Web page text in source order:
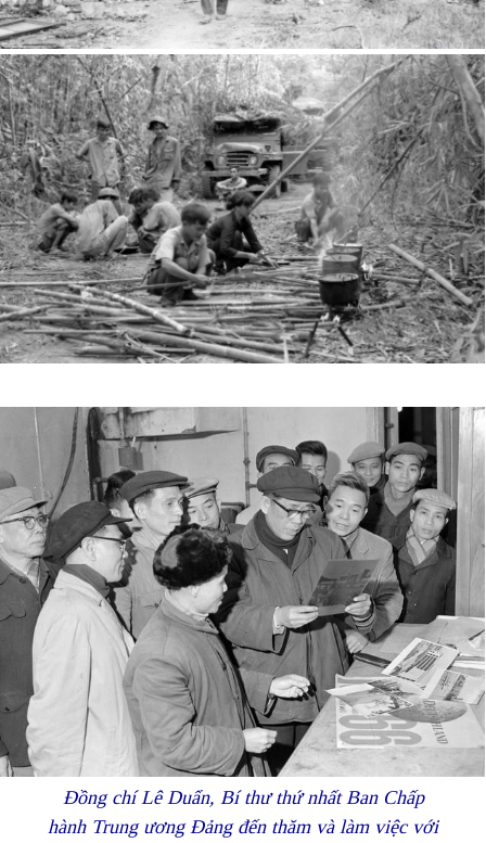
Đồng chí Lê Duẩn, Bí thư thứ nhất Ban Chấp
hành Trung ương Đảng đến thăm và làm việc với